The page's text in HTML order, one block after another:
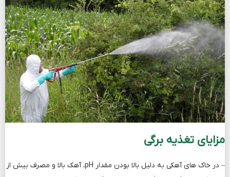
مزایای تغذیه برگی
– در خاک های آهکی به دلیل بالا بودن مقدار pH، آهک بالا و مصرف بیش از